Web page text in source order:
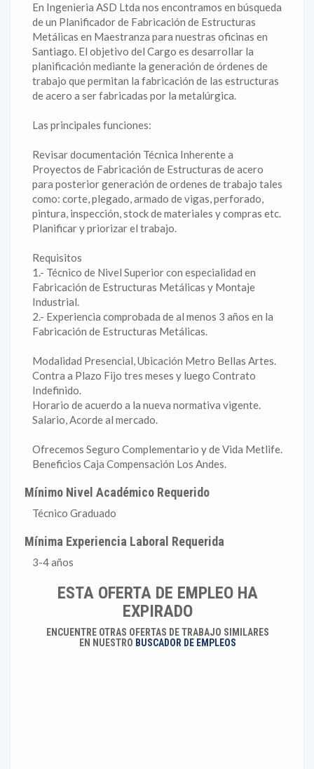
En Ingenieria ASD Ltda nos encontramos en búsqueda
de un Planificador de Fabricación de Estructuras
Metálicas en Maestranza para nuestras oficinas en
Santiago. El objetivo del Cargo es desarrollar la
planificación mediante la generación de órdenes de
trabajo que permitan la fabricación de las estructuras
de acero a ser fabricadas por la metalúrgica.
Las principales funciones:
Revisar documentación Técnica Inherente a
Proyectos de Fabricación de Estructuras de acero
para posterior generación de ordenes de trabajo tales
como: corte, plegado, armado de vigas, perforado,
pintura, inspección, stock de materiales y compras etc.
Planificar y priorizar el trabajo.
Requisitos
1.- Técnico de Nivel Superior con especialidad en
Fabricación de Estructuras Metálicas y Montaje
Industrial.
2.- Experiencia comprobada de al menos 3 años en la
Fabricación de Estructuras Metálicas.
Modalidad Presencial, Ubicación Metro Bellas Artes.
Contra a Plazo Fijo tres meses y luego Contrato
Indefinido.
Horario de acuerdo a la nueva normativa vigente.
Salario, Acorde al mercado.
Ofrecemos Seguro Complementario y de Vida Metlife.
Beneficios Caja Compensación Los Andes.
Mínimo Nivel Académico Requerido
Técnico Graduado
Mínima Experiencia Laboral Requerida
3-4 años
ESTA OFERTA DE EMPLEO HA
EXPIRADO
ENCUENTRE OTRAS OFERTAS DE TRABAJO SIMILARES
EN NUESTRO BUSCADOR DE EMPLEOS